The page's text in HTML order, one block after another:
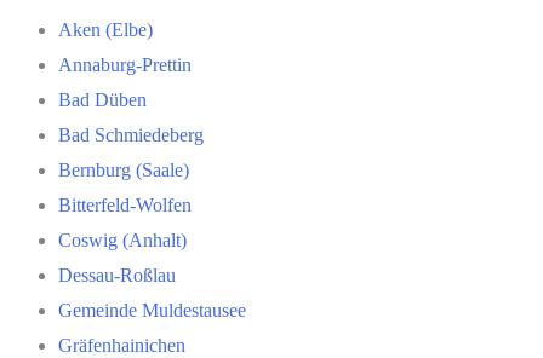
Aken (Elbe)
Annaburg-Prettin
Bad Düben
Bad Schmiedeberg
Bernburg (Saale)
Bitterfeld-Wolfen
Coswig (Anhalt)
Dessau-Roßlau
Gemeinde Muldestausee
Gräfenhainichen